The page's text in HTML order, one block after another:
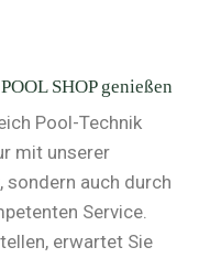
SHOP genießen
Pool-Technik
mit unserer
sondern auch durch
Service.
erwartet Sie